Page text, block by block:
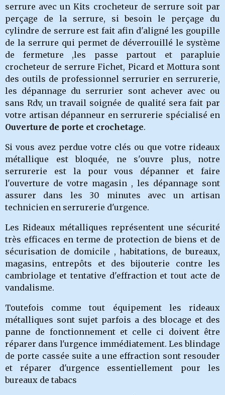
serrure avec un Kits crocheteur de serrure soit par
perçage de la serrure, si besoin le perçage du
cylindre de serrure est fait afin d'aligné les goupille
de la serrure qui permet de déverrouillé le système
de fermeture ,les passe partout et parapluie
crocheteur de serrure Fichet, Picard et Mottura sont
des outils de professionnel serrurier en serrurerie,
les dépannage du serrurier sont achever avec ou
sans Rdv, un travail soignée de qualité sera fait par
votre artisan dépanneur en serrurerie spécialisé en
Ouverture de porte et crochetage.
Si vous avez perdue votre clés ou que votre rideaux
métallique est bloquée, ne s'ouvre plus, notre
serrurerie
est la pour vous dépanner et faire
l'ouverture de votre magasin , les dépannage sont
assurer dans les 30 minutes avec un artisan
technicien en serrurerie d'urgence.
Les Rideaux métalliques représentent une sécurité
très efficaces en terme de protection de biens et de
sécurisation de domicile , habitations, de bureaux,
magasins, entrepôts et des bijouterie contre les
cambriolage et tentative d'effraction et tout acte de
vandalisme.
Toutefois comme tout équipement les rideaux
métalliques sont sujet parfois a des blocage et des
panne de fonctionnement et celle ci doivent être
réparer dans l'urgence immédiatement. Les blindage
de porte cassée suite a une effraction sont resouder
et réparer d'urgence essentiellement pour les
bureaux de tabacs